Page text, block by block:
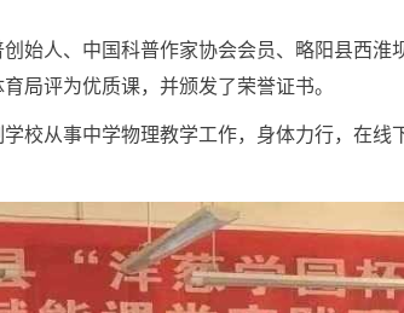
始人、中国科普作家协会会员、略阳县西淮
局评为优质课，并颁发了荣誉证书。
校从事中学物理教学工作，身体力行，在线